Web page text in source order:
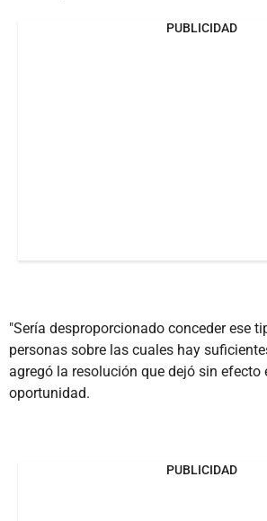
PUBLICIDAD
"Sería desproporcionado conceder ese
personas sobre las cuales hay
agregó la resolución que dejó sin efecto
oportunidad.
PUBLICIDAD